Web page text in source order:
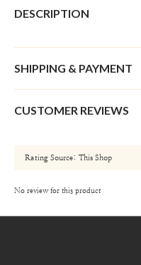
DESCRIPTION
SHIPPING & PAYMENT
CUSTOMER REVIEWS
No review for this product